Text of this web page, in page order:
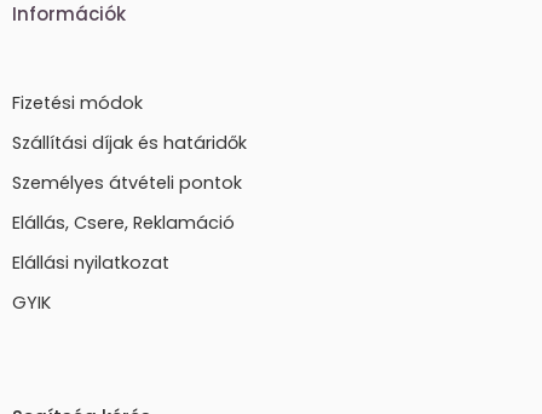
Információk
Fizetési módok
Szállítási díjak és határidők
Személyes átvételi pontok
Elállás, Csere, Reklamáció
Elállási nyilatkozat
GYIK